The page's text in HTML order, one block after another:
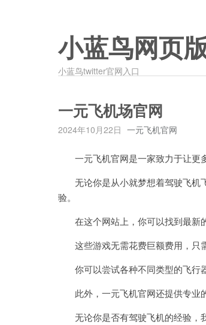
小蓝鸟网页
小蓝鸟twitter官网入口
一元飞机场官网
2024年10月22日 一元飞机官网
一元飞机官网是一家致力于让更多
无论你是从小就梦想着驾驶飞机
验。
在这个网站上，你可以找到最新
这些游戏无需花费巨额费用，只需
你可以尝试各种不同类型的飞行器
此外，一元飞机官网还提供专业
无论你是否有驾驶飞机的经验，